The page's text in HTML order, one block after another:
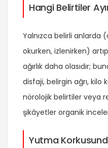
Hangi Belirtiler
Yalnızca belirli anlarda
okurken, izlenirken)
ağırlık daha olasıdır;
disfaji, belirgin ağrı, kilo
nörolojik belirtiler veya
şikâyetler organik
Yutma